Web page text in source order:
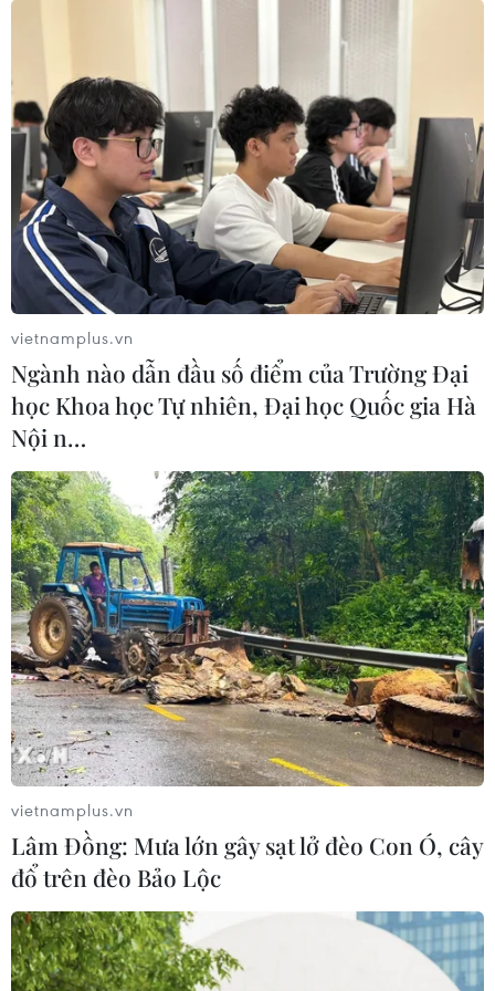
Trước đó, chiều 16/12, Ban Chỉ huy Phòng chống
cũng đã ra công điện số 6 gửi các đơn vị, địa
phương trong tỉnh chủ động ứng phó với bão
Rai./.
#bão Rai #tàu thuyền #ngư dân
#dịch COVID-19
#đảo Trường Sa
#tâm bão #Quảng Trị
#Bến Tre
#Khánh Hòa
Bến Tre Khánh Hòa
Quảng Trị
Vĩnh Long
Theo dõi VietnamPlus
TIN LIÊN QUAN
vietnamplus.vn
Ngành nào dẫn đầu số điểm của Trường Đại
học Khoa học Tự nhiên, Đại học Quốc gia Hà
Nội n…
vietnamplus.vn
Lâm Đồng: Mưa lớn gây sạt lở đèo Con Ó, cây
đổ trên đèo Bảo Lộc